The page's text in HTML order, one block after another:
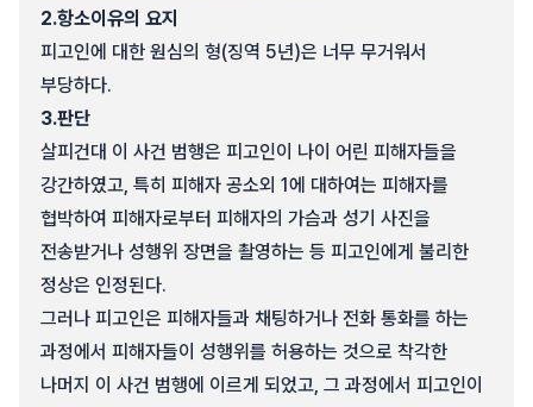
2.항소이유의 요지
피고인에 대한 원심의 형(징역 5년)은 너무 무거워서
부당하다.
3.판단
살피건대 이 사건 범행은 피고인이 나이 어린 피해자들을
강간하였고, 특히 피해자 공소외 1에 대하여는 피해자를
협박하여 피해자로부터 피해자의 가슴과 성기 사진을
전송받거나 성행위 장면을 촬영하는 등 피고인에게 불리한
정상은 인정된다.
그러나 피고인은 피해자들과 채팅하거나 전화 통화를 하는
과정에서 피해자들이 성행위를 허용하는 것으로 착각한
나머지 이 사건 범행에 이르게 되었고, 그 과정에서 피고인이